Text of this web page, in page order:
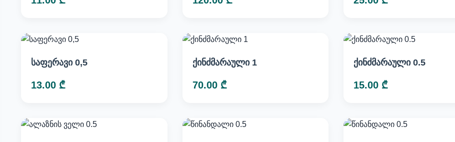
საფერავი 0,5
13.00 ₾
ქინძმარაული 1
70.00 ₾
ქინძმარაული 0.5
15.00 ₾